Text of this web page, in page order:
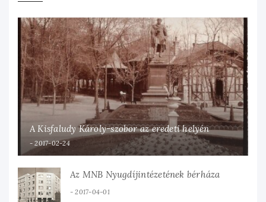
A Kisfaludy Károly-szobor az eredeti helyén
2017-02-24
Az MNB Nyugdíjintézetének bérháza
2017-04-01